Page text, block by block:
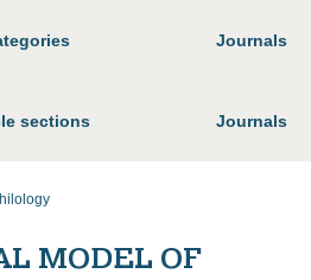
Journals
sections Journals
MODEL OF